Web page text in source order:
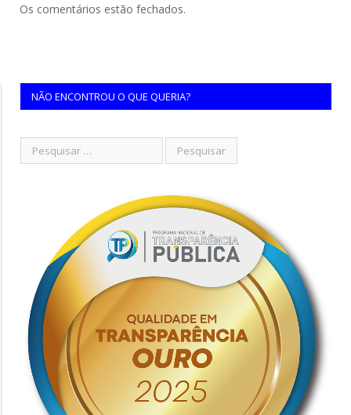
Os comentários estão fechados.
NÃO ENCONTROU O QUE QUERIA?